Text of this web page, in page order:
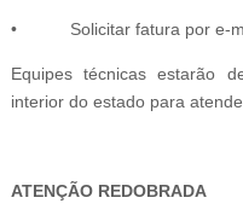
• Solicitar fatura por e-
Equipes técnicas estarão
interior do estado para
ATENÇÃO REDOBRADA